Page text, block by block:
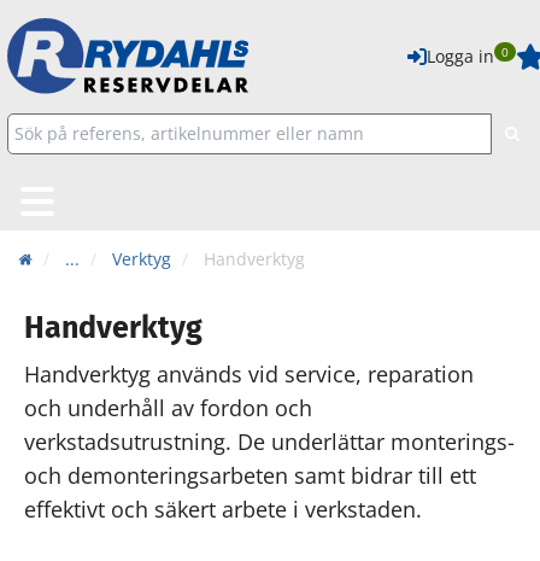
Logga in 0
... Verktyg Handverktyg
Handverktyg
Handverktyg används vid service, reparation
och underhåll av fordon och
verkstadsutrustning. De underlättar monterings-
och demonteringsarbeten samt bidrar till ett
effektivt och säkert arbete i verkstaden.